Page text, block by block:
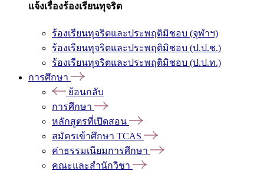
แจ้งเรื่องร้องเรียนทุจริต
ร้องเรียนทุจริตและประพฤติมิชอบ (จุฬาฯ)
ร้องเรียนทุจริตและประพฤติมิชอบ (ป.ป.ช.)
ร้องเรียนทุจริตและประพฤติมิชอบ (ป.ป.ท.)
การศึกษา
ย้อนกลับ
การศึกษา
หลักสูตรที่เปิดสอน
สมัครเข้าศึกษา TCAS
ค่าธรรมเนียมการศึกษา
คณะและสำนักวิชา